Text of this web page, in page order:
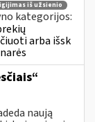
iš užsienio
kategorijos:
arba išsk
naują